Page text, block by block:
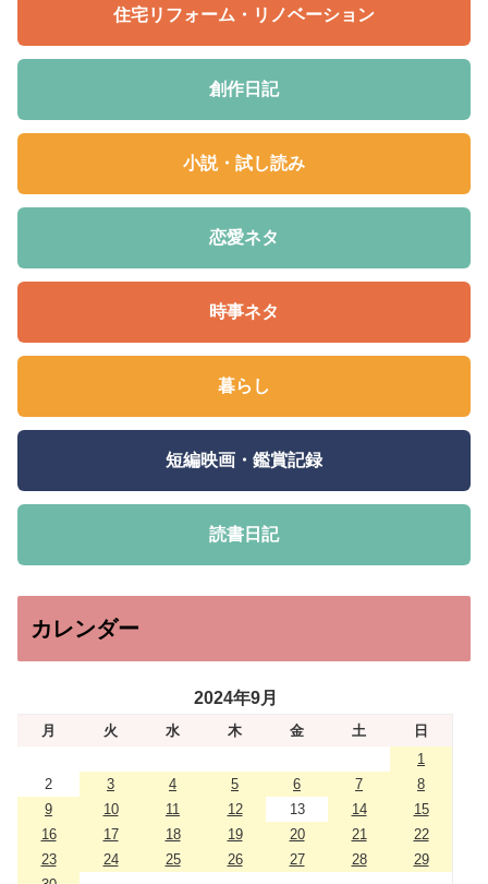
住宅リフォーム・リノベーション
創作日記
小説・試し読み
恋愛ネタ
時事ネタ
暮らし
短編映画・鑑賞記録
読書日記
カレンダー
2024年9月
月 火 水 木 金 土
日
1
2
3 4 5 6 7
8
9
10 11 12 13 14
15
16
17 18 19 20 21
22
23
24 25 26 27 28
29